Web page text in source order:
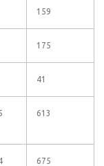
159
175
41
613
675